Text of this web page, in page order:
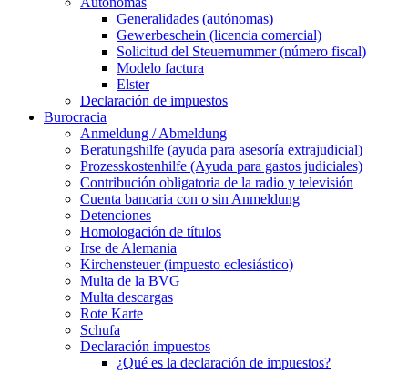
Generalidades (autónomas)
Gewerbeschein (licencia comercial)
Solicitud del Steuernummer (número fiscal)
Modelo factura
Elster
Declaración de impuestos
Burocracia
Anmeldung / Abmeldung
Beratungshilfe (ayuda para asesoría extrajudicial)
Prozesskostenhilfe (Ayuda para gastos judiciales)
Contribución obligatoria de la radio y televisión
Cuenta bancaria con o sin Anmeldung
Detenciones
Homologación de títulos
Irse de Alemania
Kirchensteuer (impuesto eclesiástico)
Multa de la BVG
Multa descargas
Rote Karte
Schufa
Declaración impuestos
¿Qué es la declaración de impuestos?